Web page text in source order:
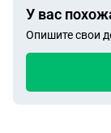
У вас
Опишите свои